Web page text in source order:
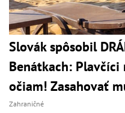
Slovák spôsobil
Benátkach:
očiam! Zasahovať
Zahraničné